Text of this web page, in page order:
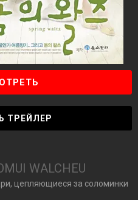
ТРЕЙЛЕР
WALCHEU
цепляющиеся за соломинки